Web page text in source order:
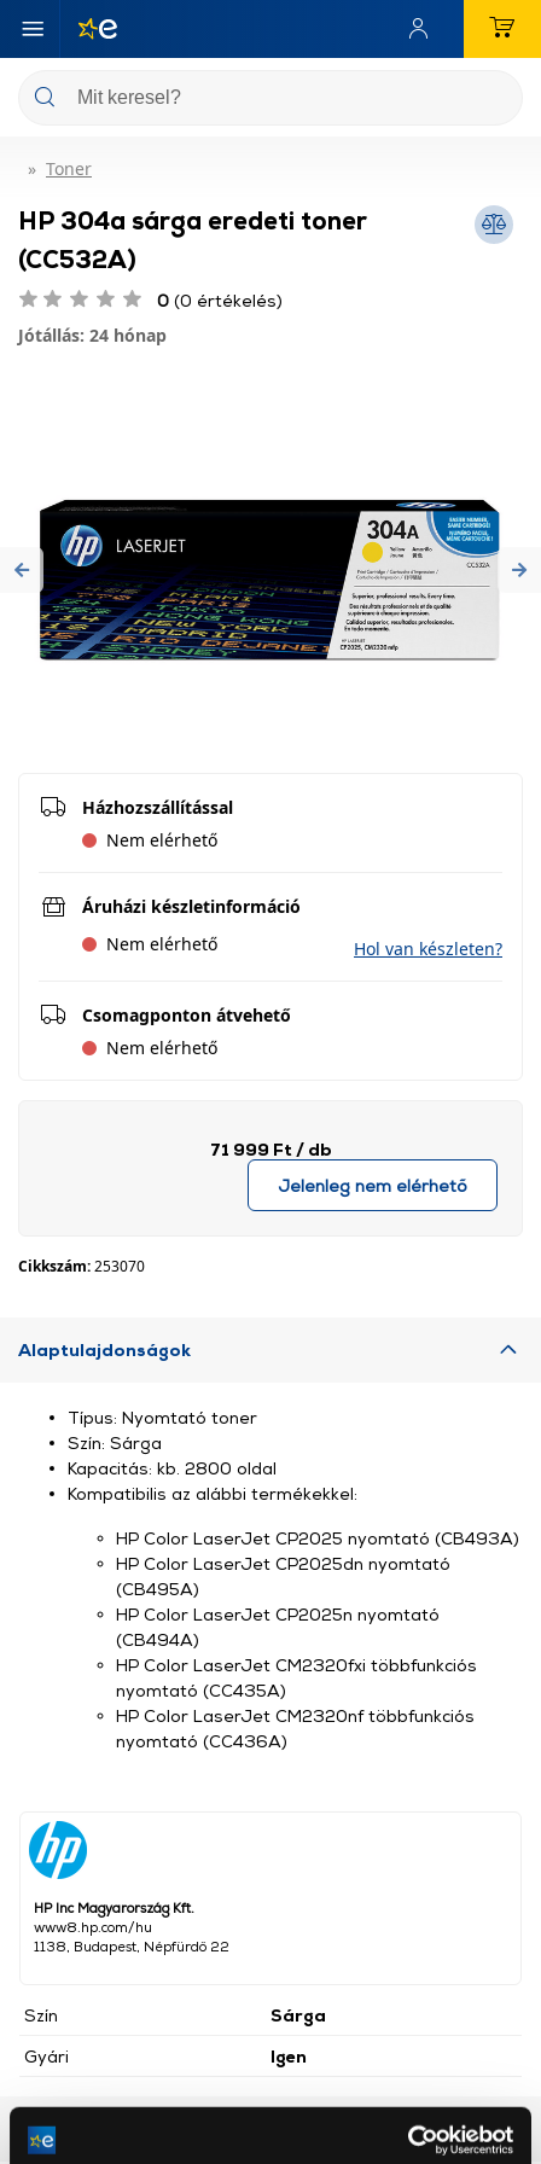
Toner
HP 304a sárga eredeti toner
(CC532A)
0 (0 értékelés)
Jótállás: 24 hónap
Previous
Házhozszállítással
Nem elérhető
Áruházi készletinformáció
Nem elérhető
Hol van készleten?
Csomagponton átvehető
Nem elérhető
71 999 Ft / db
Jelenleg nem elérhető
Cikkszám:253070
Alaptulajdonságok
HP Inc Magyarország Kft.
www8.hp.com/hu
1138, Budapest, Népfürdő 22
Szín
Sárga
Gyári
Igen
Típus: Nyomtató toner
Szín: Sárga
Kapacitás: kb. 2800 oldal
Kompatibilis az alábbi termékekkel:
HP Color LaserJet CP2025 nyomtató (CB493A)
HP Color LaserJet CP2025dn nyomtató
(CB495A)
HP Color LaserJet CP2025n nyomtató
(CB494A)
HP Color LaserJet CM2320fxi többfunkciós
nyomtató (CC435A)
HP Color LaserJet CM2320nf többfunkciós
nyomtató (CC436A)
Részletes ismertető